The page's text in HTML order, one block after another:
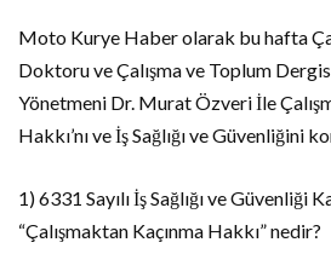
Moto Kurye Haber olarak bu hafta
Doktoru ve Çalışma ve Toplum
Yönetmeni Dr. Murat Özveri İle
Hakkı’nı ve İş Sağlığı ve Güvenliğini
1) 6331 Sayılı İş Sağlığı ve Güvenliği
“Çalışmaktan Kaçınma Hakkı” nedir?